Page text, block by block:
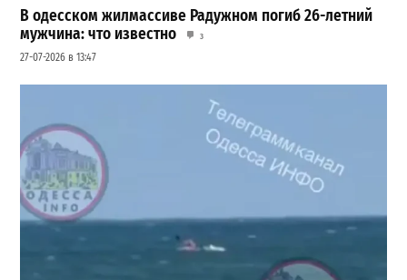
В одесском жилмассиве Радужном погиб 26-летний
мужчина: что известно
3
27-07-2026 в 13:47